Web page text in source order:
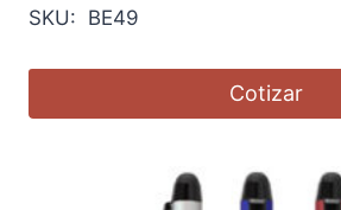
SKU: BE49
Cotizar